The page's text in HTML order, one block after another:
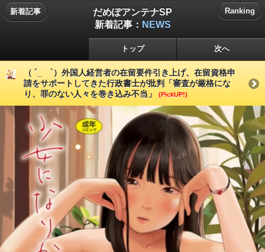
新着記事
だめぽアンテナSP
新着記事： NEWS
Ranking
トップ 次へ
（ ´_ゝ`）外国人経営者の在留要件引き上げ、在留資格申
請をサポートしてきた行政書士が批判「審査が厳格にな
り、罪のない人々を巻き込み不当」
(PickUP!)